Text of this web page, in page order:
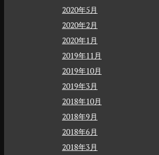
2020年5月
2020年2月
2020年1月
2019年11月
2019年10月
2019年3月
2018年10月
2018年9月
2018年6月
2018年3月